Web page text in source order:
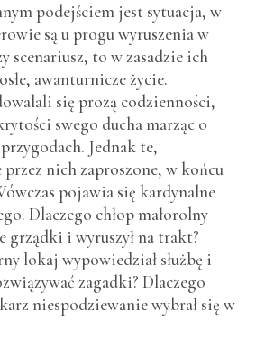
podejściem jest sytuacja, w
są u progu wyruszenia w
scenariusz, to w zasadzie ich
awanturnicze życie.
się prozą codzienności,
swego ducha marząc o
Jednak te,
nich zaproszone, w końcu
pojawia się kardynalne
Dlaczego chłop małorolny
grządki i wyruszył na trakt?
lokaj wypowiedział służbę i
zagadki? Dlaczego
niespodziewanie wybrał się w